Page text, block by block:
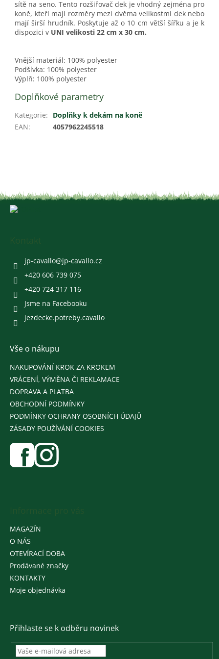
sítě na seno. Tento rozšiřovač dek je vhodný zejména pro
koně, kteří mají rozměry mezi dvěma velikostmi dek nebo
mají širší hrudník. Poskytuje až o 10 cm větší šířku a je k
dispozici v UNI velikosti 22 cm x 30 cm.
Vnější materiál: 100% polyester
Podšívka: 100% polyester
Výplň: 100% polyester
Doplňkové parametry
Kategorie:
Doplňky k dekám na koně
EAN: 4057962245518
jp-cavallo@jp-cavallo.cz
+420 606 739 075
+420 724 317 116
Jsme na Facebooku
jezdecke.potreby.cavallo
Vše o nákupu
NAKUPOVÁNÍ KROK ZA KROKEM
VRÁCENÍ, VÝMĚNA ČI REKLAMACE
DOPRAVA A PLATBA
OBCHODNÍ PODMÍNKY
PODMÍNKY OCHRANY OSOBNÍCH ÚDAJŮ
ZÁSADY POUŽÍVÁNÍ COOKIES
MAGAZÍN
O NÁS
OTEVÍRACÍ DOBA
Prodávané značky
KONTAKTY
Moje objednávka
Přihlaste se k odběru novinek